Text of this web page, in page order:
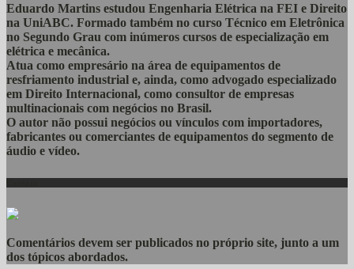
Eduardo Martins estudou Engenharia Elétrica na FEI e Direito
na UniABC. Formado também no curso Técnico em Eletrônica
no Segundo Grau com inúmeros cursos de especialização em
elétrica e mecânica.
Atua como empresário na área de equipamentos de
resfriamento industrial e, ainda, como advogado especializado
em Direito Internacional, como consultor de empresas
multinacionais com negócios no Brasil.
O autor não possui negócios ou vínculos com importadores,
fabricantes ou comerciantes de equipamentos do segmento de
áudio e vídeo.
Comentários devem ser publicados no próprio site, junto a um
dos tópicos abordados.